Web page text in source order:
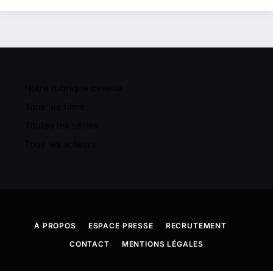
À PROPOS ESPACE PRESSE
RECRUTEMENT
CONTACT
MENTIONS LÉGALES